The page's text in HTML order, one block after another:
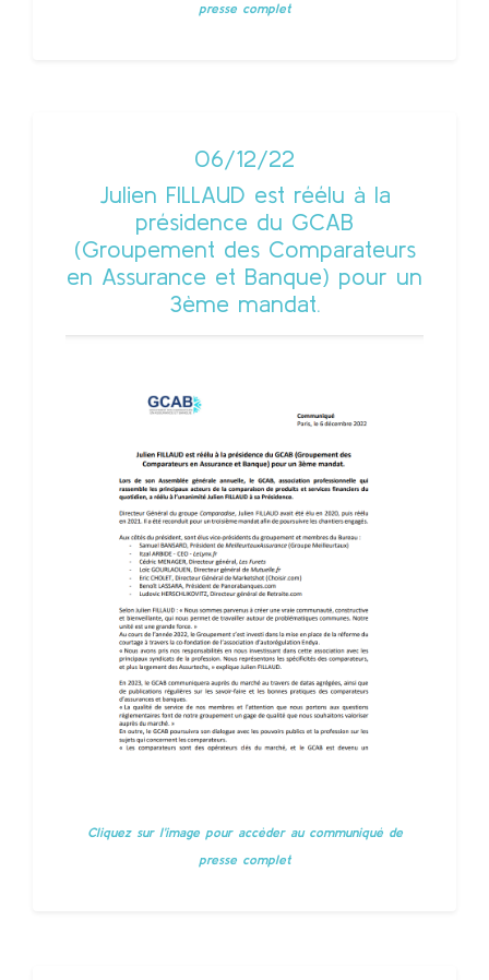
presse complet
06/12/22
Julien FILLAUD est réélu à la
présidence du GCAB
(Groupement des Comparateurs
en Assurance et Banque) pour un
3ème mandat.
Cliquez sur l'image pour accèder au communiqué de
presse complet